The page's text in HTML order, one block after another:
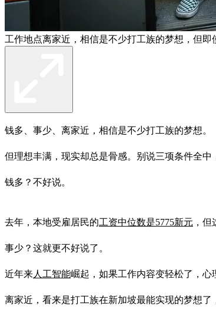
工作地点离家近，相信是不少打工族的梦想，但
钱多、事少、离家近，相信是不少打工族的梦想。
但理想丰满，现实却总是骨感。别说三项条件全中
钱多？不好说。
去年，本地受雇居民的工资中位数是5775新元 ，
事少？这就更不好说了。
近年来人工智能崛起，如果工作内容变轻松了，心
离家近，看来是打工族在新加坡最能实现的梦想